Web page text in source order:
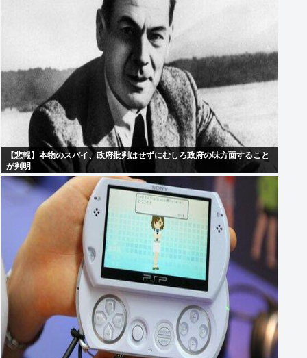
【悲報】本物のスパイ、政府批判はせずにむしろ政府の味方面すること
が判明